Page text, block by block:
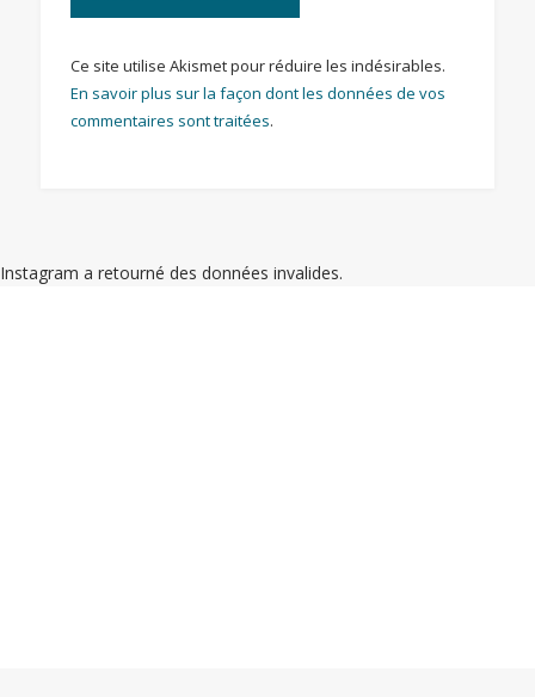
Ce site utilise Akismet pour réduire les indésirables.
En savoir plus sur la façon dont les données de vos
commentaires sont traitées.
Instagram a retourné des données invalides.